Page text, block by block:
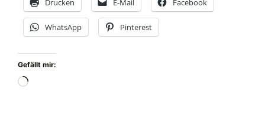
WhatsApp Pinterest
Gefällt mir:
Wird